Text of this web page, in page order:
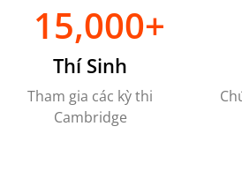
15,000+
Thí Sinh
Tham gia các kỳ thi
Cambridge